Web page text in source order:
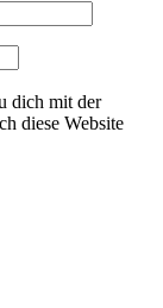
dich mit der
diese Website